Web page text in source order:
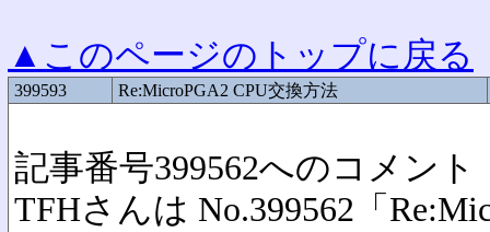
▲このページのトップに戻る
399593 Re:MicroPGA2 CPU交換方法
記事番号399562へのコメント
TFHさんは No.399562「